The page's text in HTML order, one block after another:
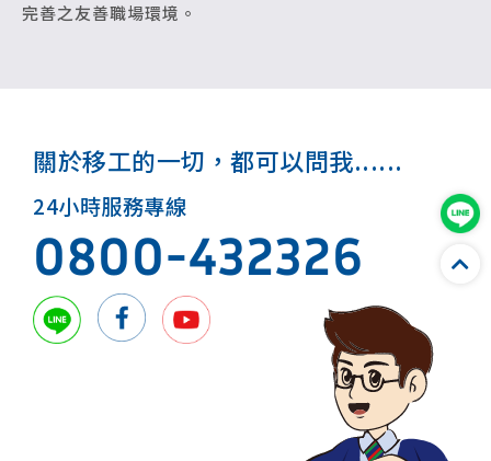
完善之友善職場環境。
關於移工的一切，都可以問我......
24小時服務專線
0800-432326